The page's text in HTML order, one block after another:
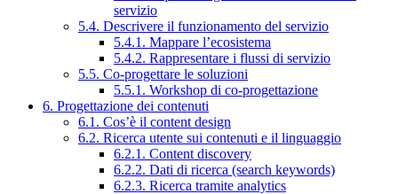
servizio
5.4. Descrivere il funzionamento del servizio
5.4.1. Mappare l’ecosistema
5.4.2. Rappresentare i flussi di servizio
5.5. Co-progettare le soluzioni
5.5.1. Workshop di co-progettazione
6. Progettazione dei contenuti
6.1. Cos’è il content design
6.2. Ricerca utente sui contenuti e il linguaggio
6.2.1. Content discovery
6.2.2. Dati di ricerca (search keywords)
6.2.3. Ricerca tramite analytics